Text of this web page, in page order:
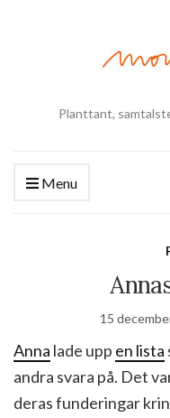
Planttant,
Menu
15
Anna lade upp en lista
andra svara på. Det
deras funderingar